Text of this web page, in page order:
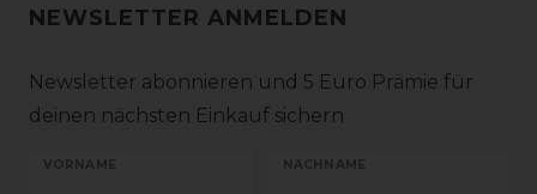
NEWSLETTER ANMELDEN
Newsletter abonnieren und 5 Euro Prämie für
deinen nächsten Einkauf sichern
VORNAME NACHNAME